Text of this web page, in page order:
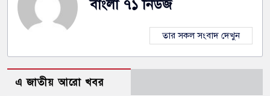
বাংলা ৭১ নিউজ
তার সকল সংবাদ দেখুন
এ জাতীয় আরো খবর